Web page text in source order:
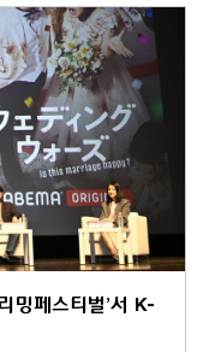
밍페스티벌’서 K-